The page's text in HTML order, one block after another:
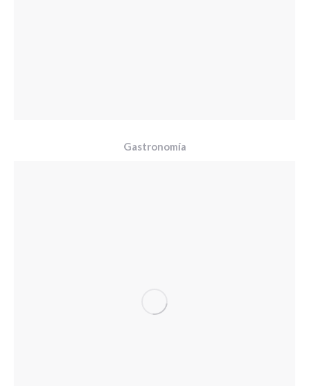
Gastronomía